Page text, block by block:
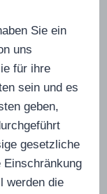
Sie ein
uns
für ihre
sein und es
geben,
gesetzliche
werden die